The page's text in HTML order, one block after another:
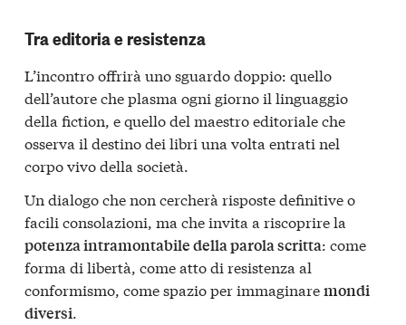
Tra editoria e resistenza
L’incontro offrirà uno sguardo doppio: quello
dell’autore che plasma ogni giorno il linguaggio
della fiction, e quello del maestro editoriale che
osserva il destino dei libri una volta entrati nel
corpo vivo della società.
Un dialogo che non cercherà risposte definitive o
facili consolazioni, ma che invita a riscoprire la
potenza intramontabile della parola scritta: come
forma di libertà, come atto di resistenza al
conformismo, come spazio per immaginaremondi
diversi.